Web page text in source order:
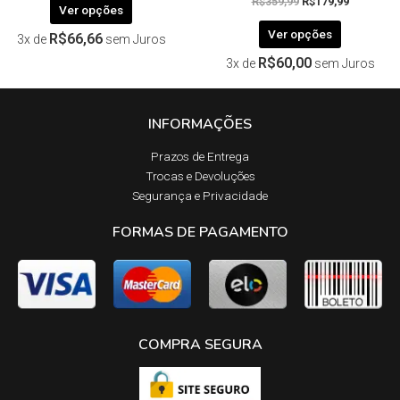
Ver opções
3x de R$66,66 sem Juros Ver opções
3x de R$60,00 sem Juros
INFORMAÇÕES
Prazos de Entrega​
Trocas e Devoluções​
Segurança e Privacidade
FORMAS DE PAGAMENTO
COMPRA SEGURA